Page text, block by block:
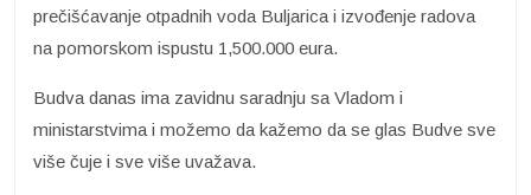
prečišćavanje otpadnih voda Buljarica i izvođenje radova
na pomorskom ispustu 1,500.000 eura.
Budva danas ima zavidnu saradnju sa Vladom i
ministarstvima i možemo da kažemo da se glas Budve sve
više čuje i sve više uvažava.